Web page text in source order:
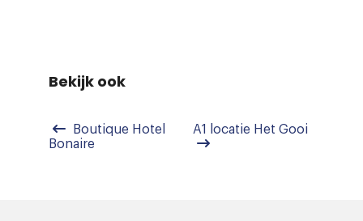
Bekijk ook
Boutique Hotel
Bonaire
A1 locatie Het Gooi